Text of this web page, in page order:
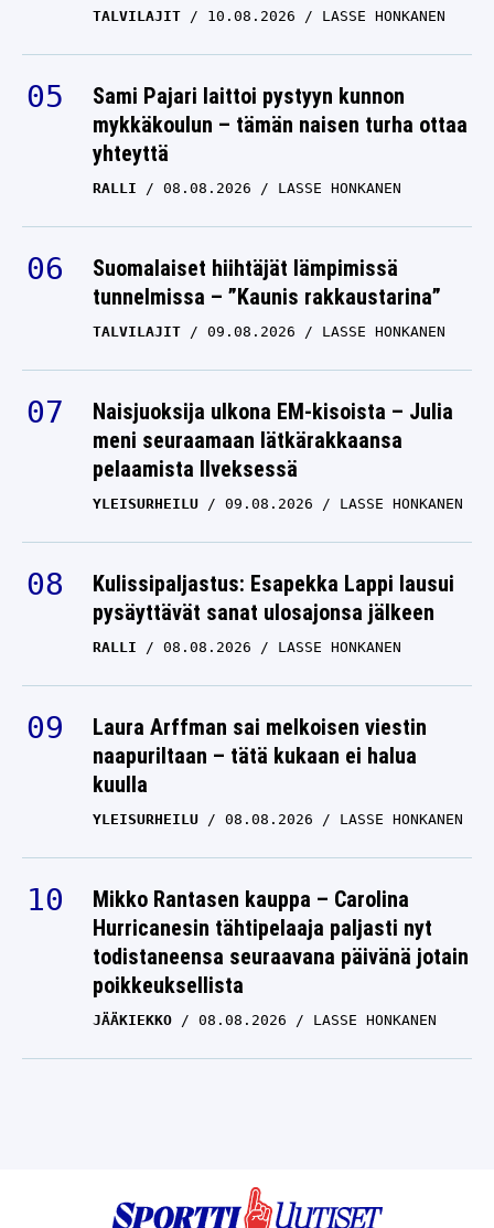
TALVILAJIT 10.08.2026 LASSE HONKANEN
Sami Pajari laittoi pystyyn kunnon
mykkäkoulun – tämän naisen turha ottaa
yhteyttä
RALLI 08.08.2026 LASSE HONKANEN
Suomalaiset hiihtäjät lämpimissä
tunnelmissa – ”Kaunis rakkaustarina”
TALVILAJIT 09.08.2026 LASSE HONKANEN
Naisjuoksija ulkona EM-kisoista – Julia
meni seuraamaan lätkärakkaansa
pelaamista Ilveksessä
YLEISURHEILU 09.08.2026 LASSE HONKANEN
Kulissipaljastus: Esapekka Lappi lausui
pysäyttävät sanat ulosajonsa jälkeen
RALLI 08.08.2026 LASSE HONKANEN
Laura Arffman sai melkoisen viestin
naapuriltaan – tätä kukaan ei halua
kuulla
YLEISURHEILU 08.08.2026 LASSE HONKANEN
Mikko Rantasen kauppa – Carolina
Hurricanesin tähtipelaaja paljasti nyt
todistaneensa seuraavana päivänä jotain
poikkeuksellista
JÄÄKIEKKO 08.08.2026 LASSE HONKANEN